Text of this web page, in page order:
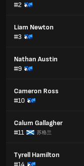
#2
Liam Newton
#3
Nathan Austin
#9
Cameron Ross
#10
Calum Gallagher
#11
苏格兰
Tyrell Hamilton
#14